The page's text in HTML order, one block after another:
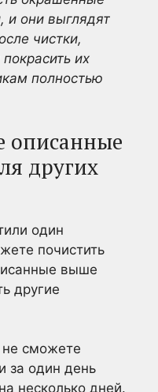
и они выглядят
чистки,
их
полностью
описанные
других
один
почистить
выше
другие
не сможете
за один день
несколько дней.